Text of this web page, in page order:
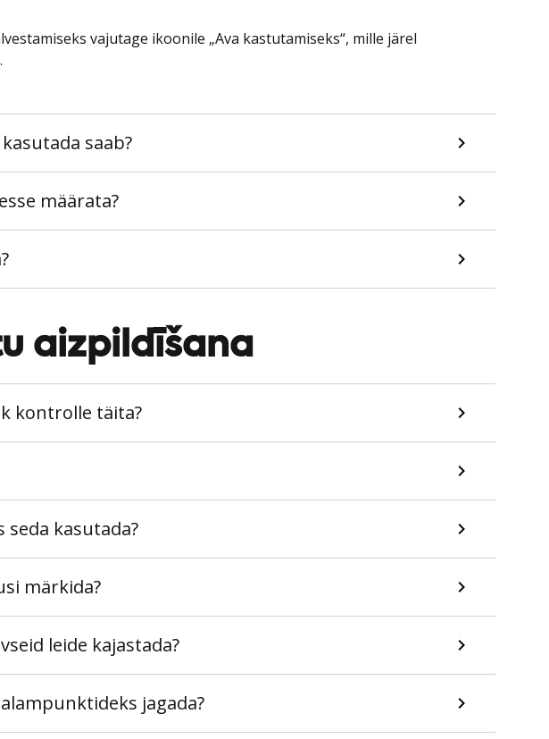
vajutage ikoonile „Ava kastutamiseks“, mille järel
saab?
määrata?
aizpildīšana
kontrolle täita?
seda kasutada?
märkida?
leide kajastada?
jagada?